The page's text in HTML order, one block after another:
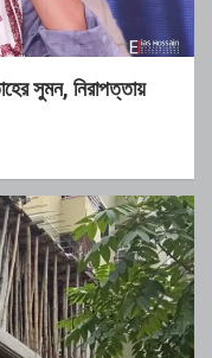
সুমন, নিরাপত্তায়